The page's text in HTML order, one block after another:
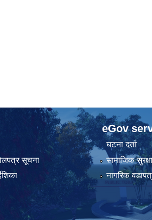
सूचना
eGov
घटना दर्ता
सामाजिक सुरक्षा
नागरिक